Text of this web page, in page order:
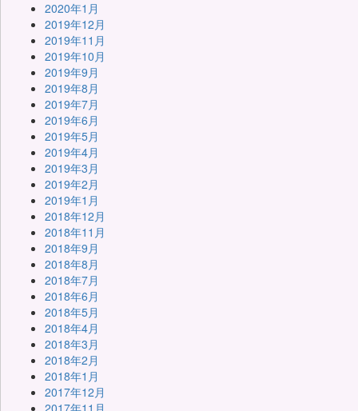
2020年1月
2019年12月
2019年11月
2019年10月
2019年9月
2019年8月
2019年7月
2019年6月
2019年5月
2019年4月
2019年3月
2019年2月
2019年1月
2018年12月
2018年11月
2018年9月
2018年8月
2018年7月
2018年6月
2018年5月
2018年4月
2018年3月
2018年2月
2018年1月
2017年12月